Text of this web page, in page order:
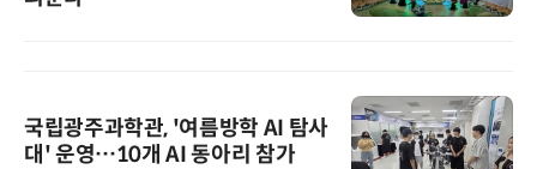
국립광주과학관, '여름방학 AI 탐사
대' 운영…10개 AI 동아리 참가